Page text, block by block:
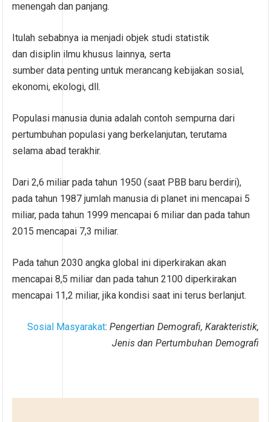
menengah dan panjang.
Itulah sebabnya ia menjadi objek studi statistik
dan disiplin ilmu khusus lainnya, serta
sumber data penting untuk merancang kebijakan sosial,
ekonomi, ekologi, dll.
Populasi manusia dunia adalah contoh sempurna dari
pertumbuhan populasi yang berkelanjutan, terutama
selama abad terakhir.
Dari 2,6 miliar pada tahun 1950 (saat PBB baru berdiri),
pada tahun 1987 jumlah manusia di planet ini mencapai 5
miliar, pada tahun 1999 mencapai 6 miliar dan pada tahun
2015 mencapai 7,3 miliar.
Pada tahun 2030 angka global ini diperkirakan akan
mencapai 8,5 miliar dan pada tahun 2100 diperkirakan
mencapai 11,2 miliar, jika kondisi saat ini terus berlanjut.
Sosial Masyarakat: Pengertian Demografi, Karakteristik,
Jenis dan Pertumbuhan Demografi